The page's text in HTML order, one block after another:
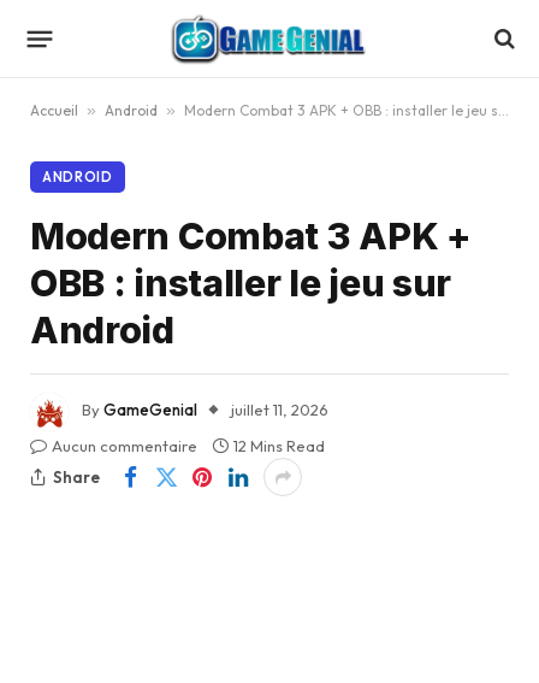
Accueil » Android » Modern Combat 3 APK + OBB : installer le jeu sur Android
ANDROID
Modern Combat 3 APK +
OBB : installer le jeu sur
Android
ByGameGenial
juillet 11, 2026
Aucun commentaire
12 Mins Read
Share